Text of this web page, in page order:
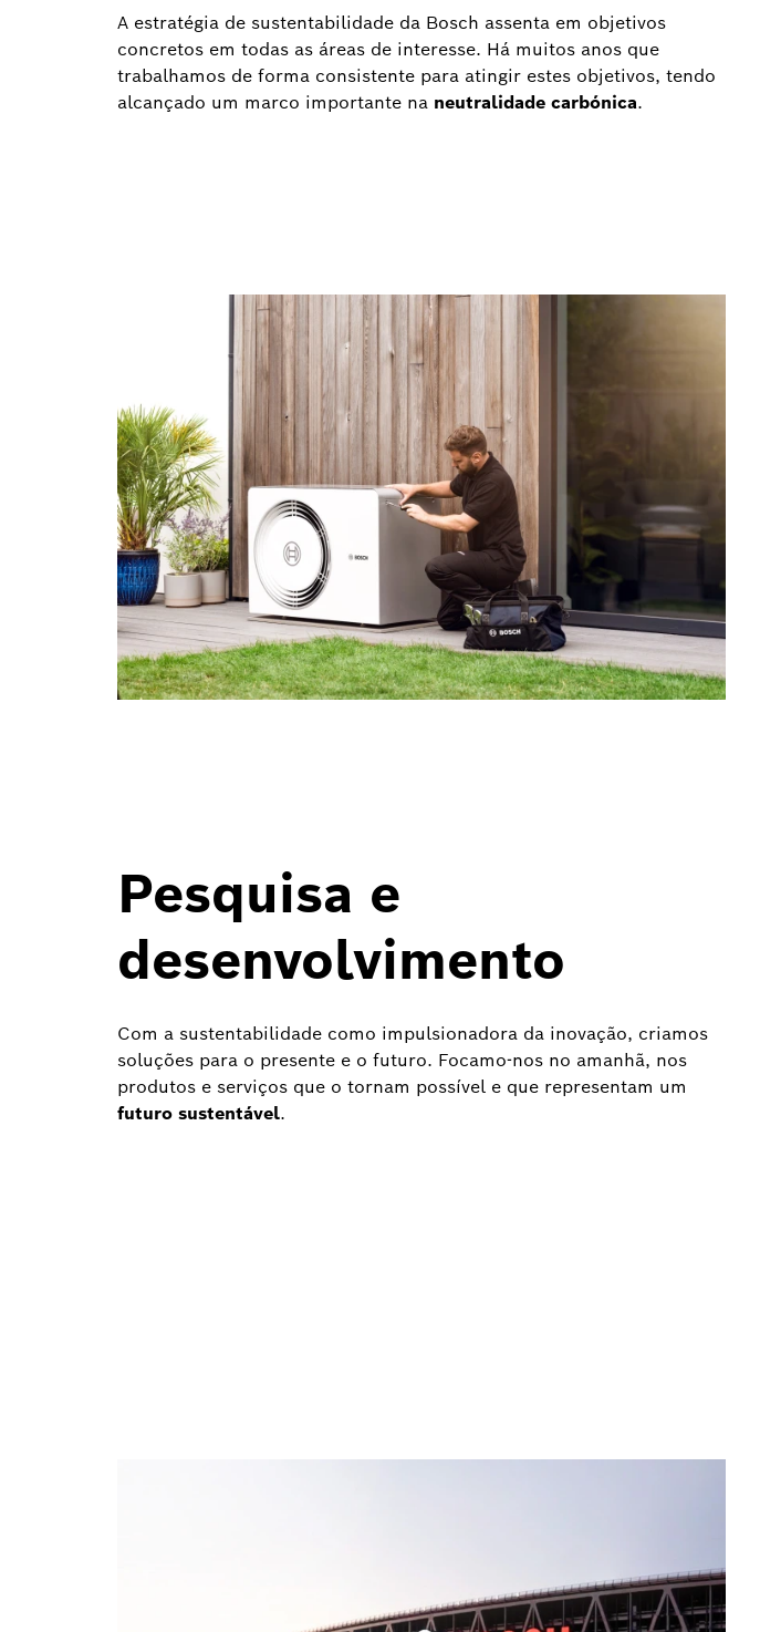
A estratégia de sustentabilidade da Bosch assenta em objetivos
concretos em todas as áreas de interesse. Há muitos anos que
trabalhamos de forma consistente para atingir estes objetivos, tendo
alcançado um marco importante na neutralidade carbónica.
Pesquisa e
desenvolvimento
Com a sustentabilidade como impulsionadora da inovação, criamos
soluções para o presente e o futuro. Focamo-nos no amanhã, nos
produtos e serviços que o tornam possível e que representam um
futuro sustentável.